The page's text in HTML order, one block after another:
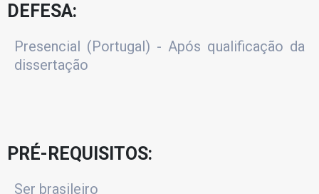
DEFESA:
Presencial (Portugal) - Após qualificação da
dissertação
PRÉ-REQUISITOS:
Ser brasileiro